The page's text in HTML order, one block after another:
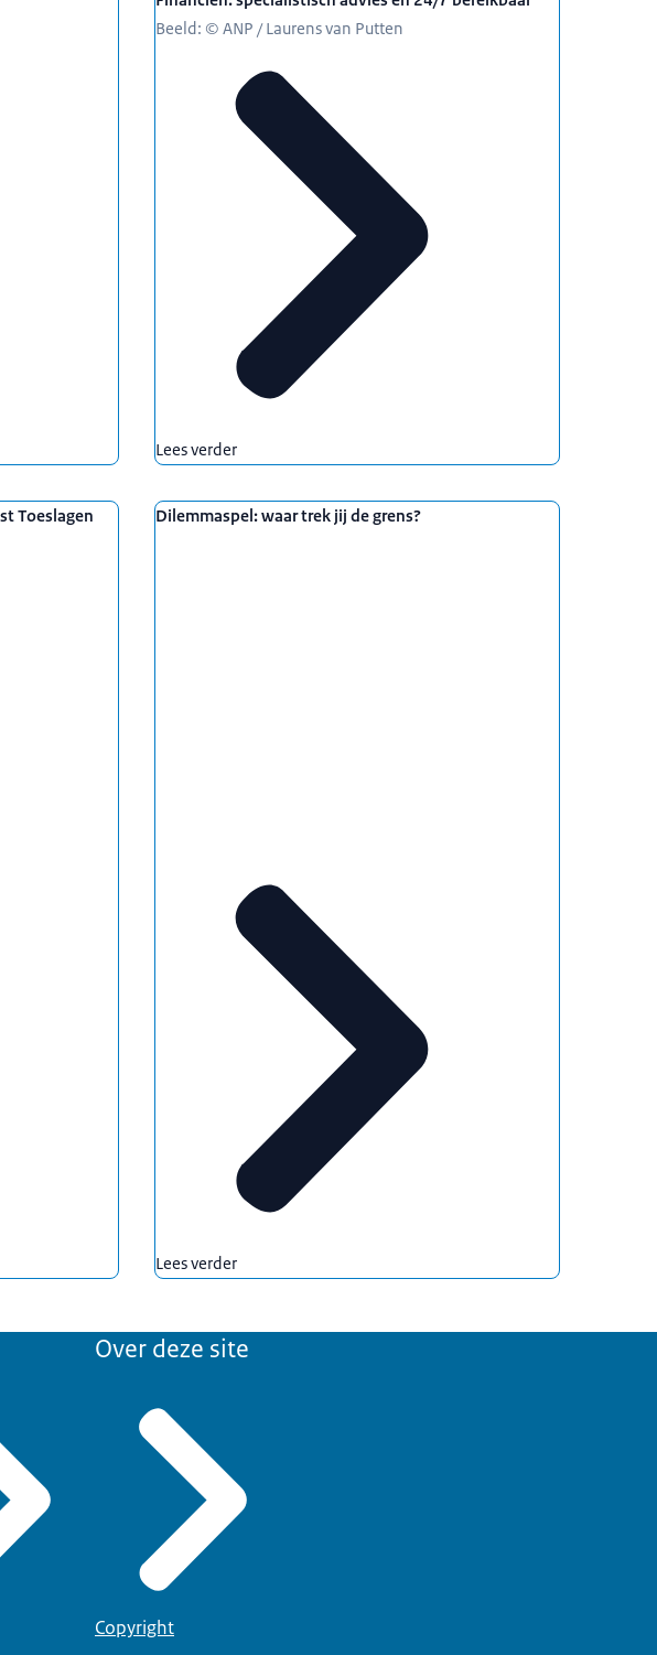
Beeld: © ANP / Laurens van Putten
Lees verder
Toeslagen Dilemmaspel: waar trek jij de grens?
Lees verder
Over deze site
Copyright